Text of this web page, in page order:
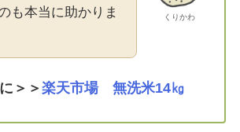
くりかわ
も本当に助かりま
＞＞楽天市場 無洗米14㎏